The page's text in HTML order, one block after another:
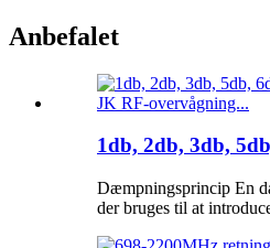
Anbefalet
1db, 2db, 3db,
Dæmpningsprincip En
der bruges til at